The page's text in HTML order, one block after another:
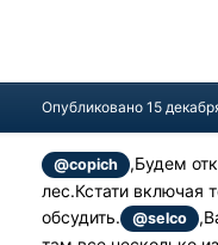
Опубликовано15
@copich
,Будем
лес.Кстати включая
обсудить.
@selco